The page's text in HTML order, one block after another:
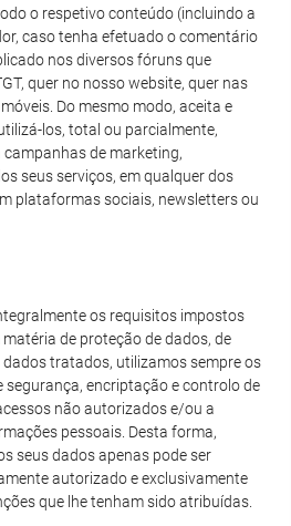
o respetivo conteúdo (incluindo a
caso tenha efetuado o comentário
nos diversos fóruns que
quer no nosso website, quer nas
Do mesmo modo, aceita e
los, total ou parcialmente,
de marketing,
seus serviços, em qualquer dos
plataformas sociais, newsletters ou
os requisitos impostos
de proteção de dados, de
tratados, utilizamos sempre os
segurança, encriptação e controlo de
não autorizados e/ou a
pessoais. Desta forma,
seus dados apenas pode ser
autorizado e exclusivamente
que lhe tenham sido atribuídas.